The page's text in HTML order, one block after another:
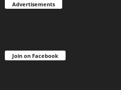
Advertisements
Join on Facebook